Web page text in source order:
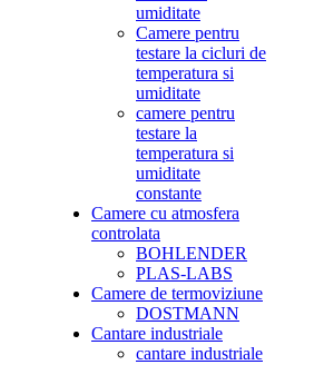
umiditate
Camere pentru
testare la cicluri de
temperatura si
umiditate
camere pentru
testare la
temperatura si
umiditate
constante
Camere cu atmosfera
controlata
BOHLENDER
PLAS-LABS
Camere de termoviziune
DOSTMANN
Cantare industriale
cantare industriale